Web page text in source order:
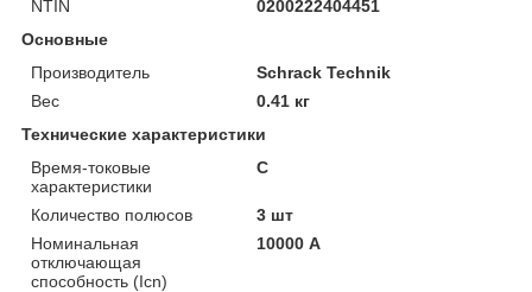
NTIN
0200222404451
Основные
Производитель
Schrack Technik
Вес
0.41 кг
Технические характеристики
Время-токовые
характеристики
C
Количество полюсов
3 шт
Номинальная
отключающая
способность (Icn)
10000 А